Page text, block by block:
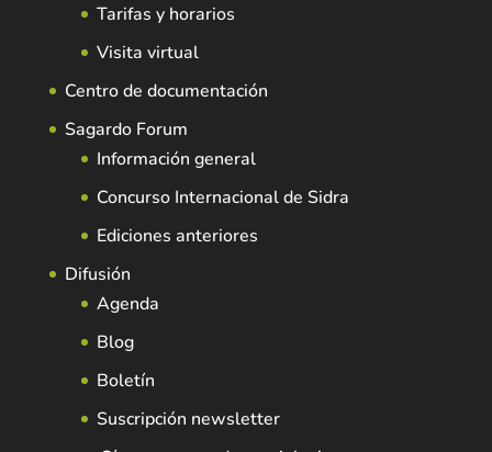
Tarifas y horarios
Visita virtual
Centro de documentación
Sagardo Forum
Información general
Concurso Internacional de Sidra
Ediciones anteriores
Difusión
Agenda
Blog
Boletín
Suscripción newsletter